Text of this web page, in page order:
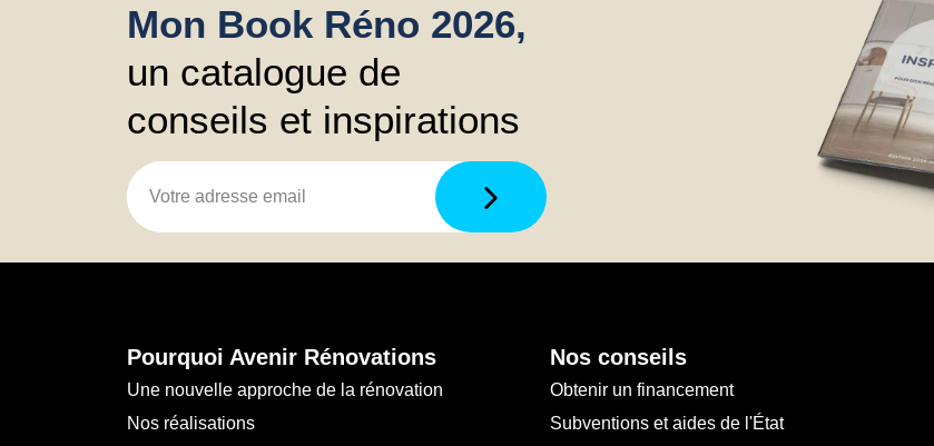
Mon Book Réno 2026,
un catalogue de
conseils et inspirations
Pourquoi Avenir Rénovations
Une nouvelle approche de la rénovation
Nos réalisations
Nos conseils
Obtenir un financement
Subventions et aides de l'État